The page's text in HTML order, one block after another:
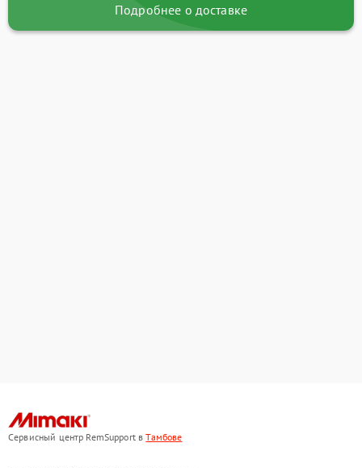
Подробнее о доставке
Сервисный центр RemSupport вТамбове